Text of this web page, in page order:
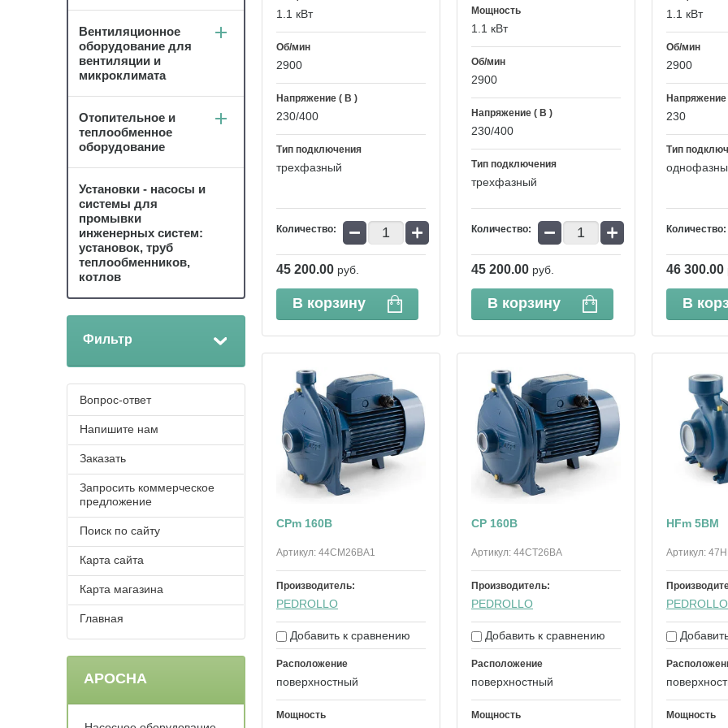
1.1 кВт
Об/мин
2900
Напряжение ( В )
230/400
Тип подключения
трехфазный
Количество: − +
45 200.00 руб.
В корзину
Мощность
1.1 кВт
Об/мин
2900
Напряжение ( В )
230/400
Тип подключения
трехфазный
Количество: − +
45 200.00 руб.
В корзину
1.1 кВт
Об/мин
2900
230
Тип
Количество:
46 300.00
В
CPm 160B
Артикул: 44CM26BA1
Производитель:
PEDROLLO
Добавить к сравнению
Расположение
поверхностный
Мощность
CP 160B
Артикул: 44CT26BA
Производитель:
PEDROLLO
Добавить к сравнению
Расположение
поверхностный
Мощность
HFm 5BM
Артикул:
PEDROLLO
Мощность
Вентиляционное
оборудование для
вентиляции и
микроклимата
Отопительное и
теплообменное
оборудование
Установки - насосы и
системы для
промывки
инженерных систем:
установок, труб
теплообменников,
котлов
Фильтр
Вопрос-ответ
Напишите нам
Заказать
Запросить коммерческое
предложение
Поиск по сайту
Карта сайта
Карта магазина
Главная
АРОСНА